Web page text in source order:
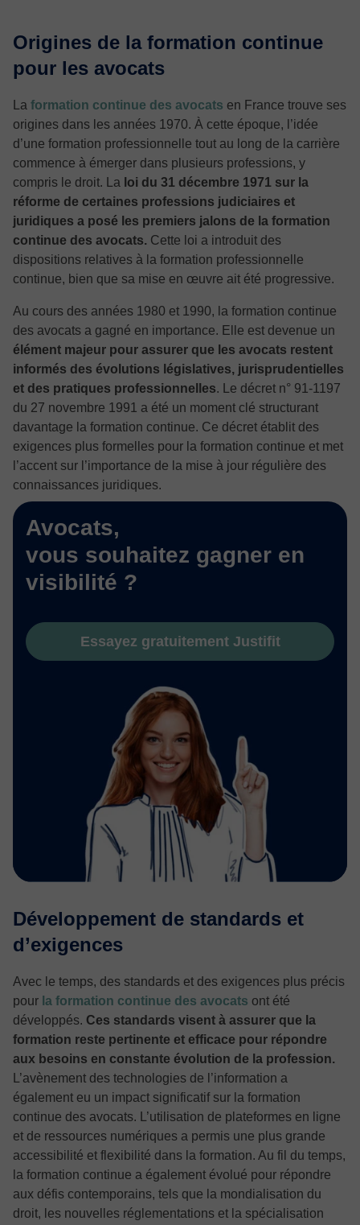
Origines de la formation continue
pour les avocats
La formation continue des avocats en France trouve ses
origines dans les années 1970. À cette époque, l’idée
d’une formation professionnelle tout au long de la carrière
commence à émerger dans plusieurs professions, y
compris le droit. La loi du 31 décembre 1971 sur la
réforme de certaines professions judiciaires et
juridiques a posé les premiers jalons de la formation
continue des avocats. Cette loi a introduit des
dispositions relatives à la formation professionnelle
continue, bien que sa mise en œuvre ait été progressive.
Au cours des années 1980 et 1990, la formation continue
des avocats a gagné en importance. Elle est devenue un
élément majeur pour assurer que les avocats restent
informés des évolutions législatives, jurisprudentielles
et des pratiques professionnelles. Le décret n° 91-1197
du 27 novembre 1991 a été un moment clé structurant
davantage la formation continue. Ce décret établit des
exigences plus formelles pour la formation continue et met
l’accent sur l’importance de la mise à jour régulière des
connaissances juridiques.
Avocats,
vous souhaitez gagner en
visibilité ?
Essayez gratuitement Justifit
Développement de standards et
d’exigences
Avec le temps, des standards et des exigences plus précis
pour la formation continue des avocats ont été
développés. Ces standards visent à assurer que la
formation reste pertinente et efficace pour répondre
aux besoins en constante évolution de la profession.
L’avènement des technologies de l’information a
également eu un impact significatif sur la formation
continue des avocats. L’utilisation de plateformes en ligne
et de ressources numériques a permis une plus grande
accessibilité et flexibilité dans la formation. Au fil du temps,
la formation continue a également évolué pour répondre
aux défis contemporains, tels que la mondialisation du
droit, les nouvelles réglementations et la spécialisation